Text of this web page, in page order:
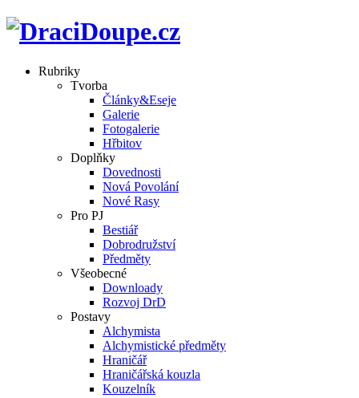
Rubriky
Tvorba
Články&Eseje
Galerie
Fotogalerie
Hřbitov
Doplňky
Dovednosti
Nová Povolání
Nové Rasy
Pro PJ
Bestiář
Dobrodružství
Předměty
Všeobecné
Downloady
Rozvoj DrD
Postavy
Alchymista
Alchymistické předměty
Hraničář
Hraničářská kouzla
Kouzelník